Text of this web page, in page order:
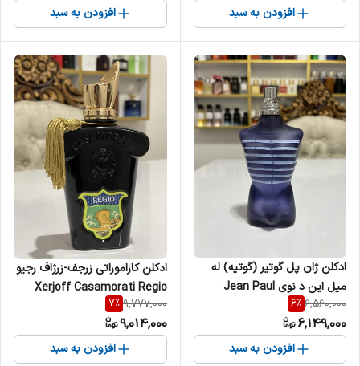
افزودن به سبد افزودن به سبد
ادکلن ژان پل گوتیر (گوتیه) له
میل این د نوی Jean Paul
GAULTIER - Le Male In The
Navy مردانه
6,560,000
6%
6,149,000
افزودن به سبد
ادکلن کازاموراتی زرجف-زرژاف رجیو
Xerjoff Casamorati Regio
زنانه مردانه
9,777,000
7%
9,014,000
افزودن به سبد